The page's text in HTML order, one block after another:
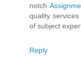
notch
quality
of subject
Reply